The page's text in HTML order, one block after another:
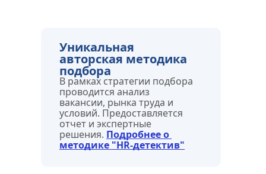
Уникальная
авторская методика
подбора
В рамках стратегии подбора
проводится анализ
вакансии, рынка труда и
условий. Предоставляется
отчет и экспертные
решения. Подробнее о
методике "HR-детектив"